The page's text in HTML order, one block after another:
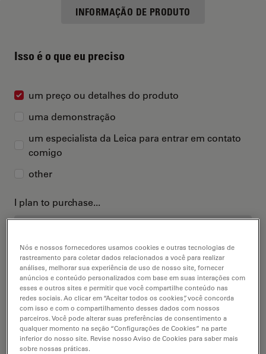
INFORMAÇÃO DE PRODUTO
Isso é o que eu preciso
um preço ou detalhes do produto
uma demonstração
um especialista da Leica para entrar em contato
comigo
other
I plan to purchase...
Este sou eu
Título acadêmico opcional
Nós e nossos fornecedores usamos cookies e outras tecnologias de
rastreamento para coletar dados relacionados a você para realizar
análises, melhorar sua experiência de uso de nosso site, fornecer
anúncios e conteúdo personalizados com base em suas interações com
esses e outros sites e permitir que você compartilhe conteúdo nas
redes sociais. Ao clicar em “Aceitar todos os cookies”, você concorda
com isso e com o compartilhamento desses dados com nossos
parceiros. Você pode alterar suas preferências de consentimento a
qualquer momento na seção “Configurações de Cookies” na parte
inferior do nosso site. Revise nosso Aviso de Cookies para saber mais
sobre nossas práticas.